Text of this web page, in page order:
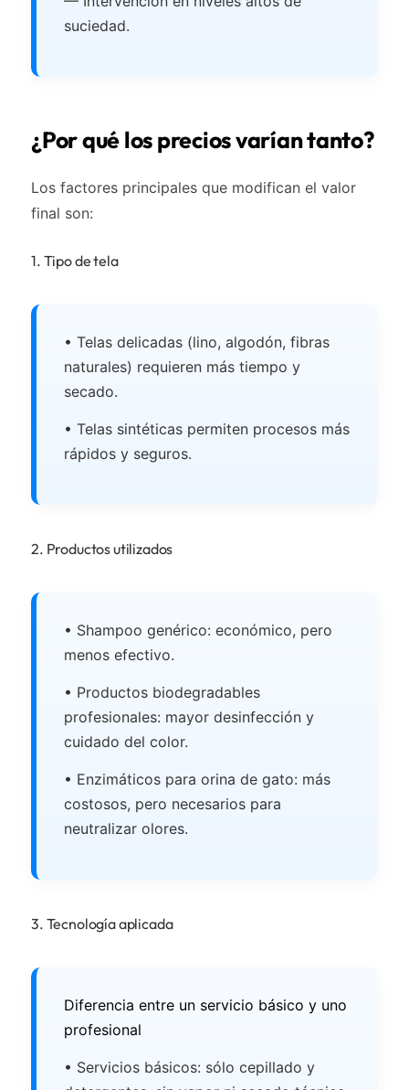
suciedad.
¿Por qué los precios varían tanto?
Los factores principales que modifican el valor
final son:
1. Tipo de tela
• Telas delicadas (lino, algodón, fibras
naturales) requieren más tiempo y
secado.
• Telas sintéticas permiten procesos más
rápidos y seguros.
2. Productos utilizados
• Shampoo genérico: económico, pero
menos efectivo.
• Productos biodegradables
profesionales: mayor desinfección y
cuidado del color.
• Enzimáticos para orina de gato: más
costosos, pero necesarios para
neutralizar olores.
3. Tecnología aplicada
Diferencia entre un servicio básico y uno
profesional
• Servicios básicos: sólo cepillado y